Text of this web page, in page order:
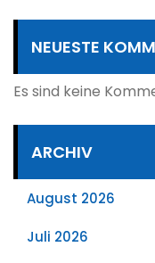
NEUESTE
Es sind keine
ARCHIV
August 2026
Juli 2026